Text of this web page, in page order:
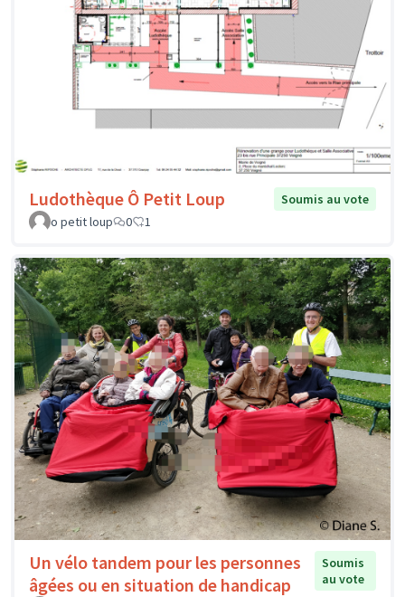
Ludothèque Ô Petit Loup
Soumis au vote
o petit loup
0 1
Un vélo tandem pour les personnes
âgées ou en situation de handicap
Soumis
au vote